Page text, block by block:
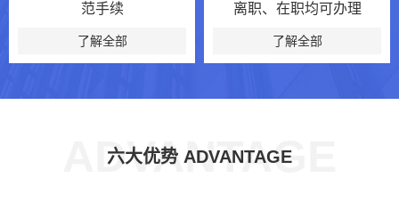
范手续
了解全部
离职、在职均可办理
了解全部
ADVANTAGE
六大优势 ADVANTAGE